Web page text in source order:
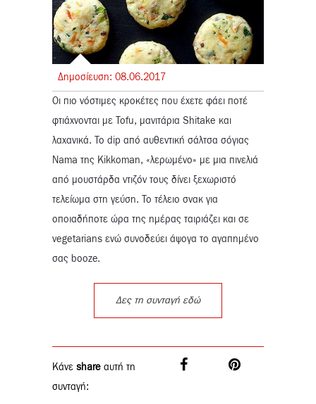
Δημοσίευση: 08.06.2017
Οι πιο νόστιμες κροκέτες που έχετε φάει ποτέ
φτιάχνονται με Tofu, μανιτάρια Shitake και
λαχανικά. Το dip από αυθεντική σάλτσα σόγιας
Nama της Kikkoman, «λερωμένο» με μια πινελιά
από μουστάρδα ντιζόν τους δίνει ξεχωριστό
τελείωμα στη γεύση. Το τέλειο σνακ για
οποιαδήποτε ώρα της ημέρας ταιριάζει και σε
vegetarians ενώ συνοδεύει άψογα το αγαπημένο
σας booze.
Δες τη συνταγή εδώ
Κάνε share αυτή τη
συνταγή: